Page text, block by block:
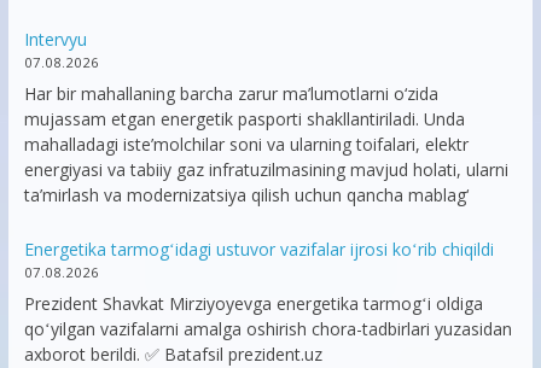
Intervyu
07.08.2026
Har bir mahallaning barcha zarur ma’lumotlarni o‘zida
mujassam etgan energetik pasporti shakllantiriladi. Unda
mahalladagi iste’molchilar soni va ularning toifalari, elektr
energiyasi va tabiiy gaz infratuzilmasining mavjud holati, ularni
ta’mirlash va modernizatsiya qilish uchun qancha mablag‘
Energetika tarmogʻidagi ustuvor vazifalar ijrosi koʻrib chiqildi
07.08.2026
Prezident Shavkat Mirziyoyevga energetika tarmogʻi oldiga
qoʻyilgan vazifalarni amalga oshirish chora-tadbirlari yuzasidan
axborot berildi. ✅ Batafsil prezident.uz